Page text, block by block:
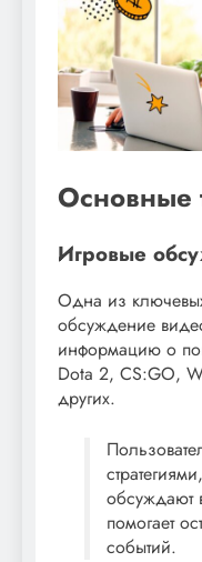
Основные
Игровые
Одна из
обсуждение
информацию о
Dota 2, CS:GO,
других.
обсуждают
помогает
событий.